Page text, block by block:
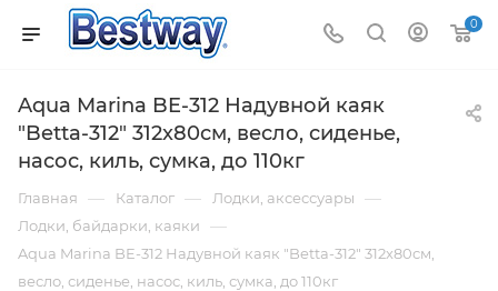
0
Aqua Marina BE-312 Надувной каяк
"Betta-312" 312x80см, весло, сиденье,
насос, киль, сумка, до 110кг
Главная — Каталог — Лодки, аксессуары —
Лодки, байдарки, каяки —
Aqua Marina BE-312 Надувной каяк "Betta-312" 312x80см,
весло, сиденье, насос, киль, сумка, до 110кг